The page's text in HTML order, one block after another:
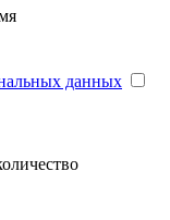
данных